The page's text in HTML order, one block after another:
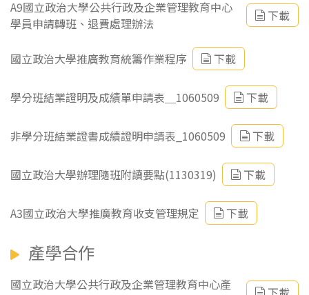
A9國立政治大學公共行政及企業管理教育中心
學員申請轉班、退費處理辦法
下載
國立政治大學推廣教育統籌作業程序 下載
學分班結業證明及成績單申請表＿1060509 下載
非學分班結業證書成績證明申請表_1060509 下載
國立政治大學辦理隨班附讀要點(1130319) 下載
A3國立政治大學推廣教育收支管理規定 下載
產學合作
國立政治大學公共行政及企業管理教育中心產